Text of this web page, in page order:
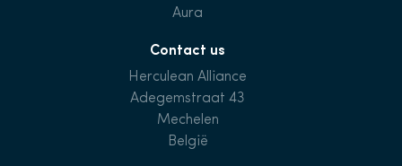
Aura
Contact us
Herculean Alliance
Adegemstraat 43
Mechelen
België